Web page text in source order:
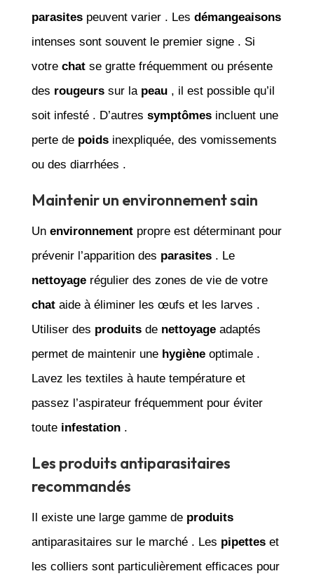
parasitespeuvent varier . Les démangeaisons
intenses sont souvent le premier signe . Si
votre chatse gratte fréquemment ou présente
des rougeurssur la peau, il est possible qu’il
soit infesté . D’autres symptômesincluent une
perte de poidsinexpliquée, des vomissements
ou des diarrhées .
Maintenir un environnement sain
Un environnementpropre est déterminant pour
prévenir l’apparition des parasites. Le
nettoyagerégulier des zones de vie de votre
chataide à éliminer les œufs et les larves .
Utiliser des produitsde nettoyageadaptés
permet de maintenir une hygièneoptimale .
Lavez les textiles à haute température et
passez l’aspirateur fréquemment pour éviter
toute infestation.
Les produits antiparasitaires
recommandés
Il existe une large gamme de produits
antiparasitaires sur le marché . Les pipetteset
les colliers sont particulièrement efficaces pour